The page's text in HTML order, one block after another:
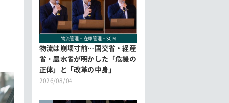
物流管理・在庫管理・SCM
物流は崩壊寸前…国交省・経産
省・農水省が明かした「危機の
正体」と「改革の中身」
2026/08/04